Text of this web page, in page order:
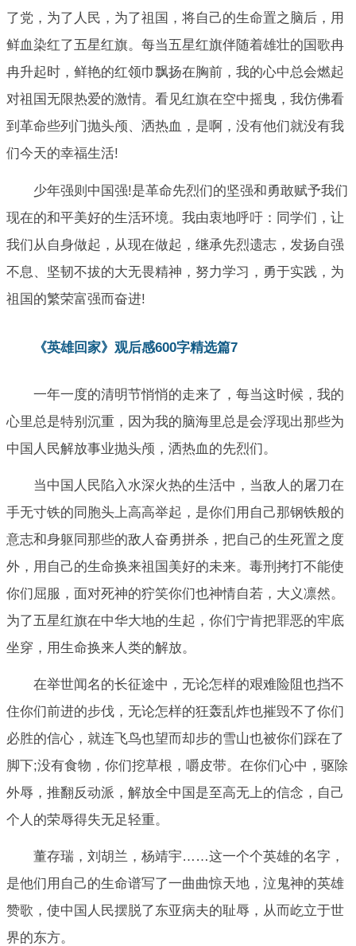
了党，为了人民，为了祖国，将自己的生命置之脑后，用
鲜血染红了五星红旗。每当五星红旗伴随着雄壮的国歌冉
冉升起时，鲜艳的红领巾飘扬在胸前，我的心中总会燃起
对祖国无限热爱的激情。看见红旗在空中摇曳，我仿佛看
到革命些列门抛头颅、洒热血，是啊，没有他们就没有我
们今天的幸福生活!
少年强则中国强!是革命先烈们的坚强和勇敢赋予我们
现在的和平美好的生活环境。我由衷地呼吁：同学们，让
我们从自身做起，从现在做起，继承先烈遗志，发扬自强
不息、坚韧不拔的大无畏精神，努力学习，勇于实践，为
祖国的繁荣富强而奋进!
《英雄回家》观后感600字精选篇7
一年一度的清明节悄悄的走来了，每当这时候，我的
心里总是特别沉重，因为我的脑海里总是会浮现出那些为
中国人民解放事业抛头颅，洒热血的先烈们。
当中国人民陷入水深火热的生活中，当敌人的屠刀在
手无寸铁的同胞头上高高举起，是你们用自己那钢铁般的
意志和身躯同那些的敌人奋勇拼杀，把自己的生死置之度
外，用自己的生命换来祖国美好的未来。毒刑拷打不能使
你们屈服，面对死神的狞笑你们也神情自若，大义凛然。
为了五星红旗在中华大地的生起，你们宁肯把罪恶的牢底
坐穿，用生命换来人类的解放。
在举世闻名的长征途中，无论怎样的艰难险阻也挡不
住你们前进的步伐，无论怎样的狂轰乱炸也摧毁不了你们
必胜的信心，就连飞鸟也望而却步的雪山也被你们踩在了
脚下;没有食物，你们挖草根，嚼皮带。在你们心中，驱除
外辱，推翻反动派，解放全中国是至高无上的信念，自己
个人的荣辱得失无足轻重。
董存瑞，刘胡兰，杨靖宇……这一个个英雄的名字，
是他们用自己的生命谱写了一曲曲惊天地，泣鬼神的英雄
赞歌，使中国人民摆脱了东亚病夫的耻辱，从而屹立于世
界的东方。